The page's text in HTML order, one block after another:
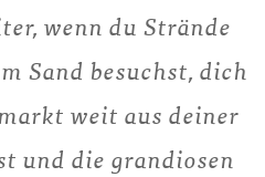
wenn du Strände
Sand besuchst, dich
weit aus deiner
und die grandiosen